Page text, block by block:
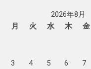
2026年8月
月
火 水 木 金
3 4 5 6 7